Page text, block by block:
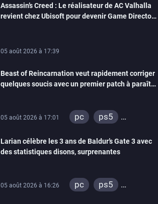
Assassin’s Creed : Le réalisateur de AC Valhalla
revient chez Ubisoft pour devenir Game Director
05 août 2026 à 17:39
Beast of Reincarnation veut rapidement corriger
quelques soucis avec un premier patch à paraître
05 août 2026 à 17:01 pc
ps5
Larian célèbre les 3 ans de Baldur’s Gate 3 avec
des statistiques disons, surprenantes
05 août 2026 à 16:26 pc
ps5